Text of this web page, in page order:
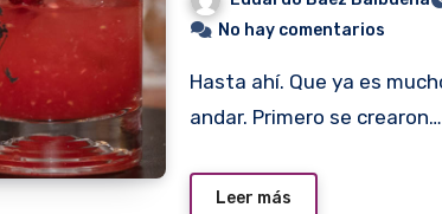
No hay comentarios
Hasta ahí. Que ya es mucho. Pero queda aún camino por
andar. Primero se crearon…
Leer más